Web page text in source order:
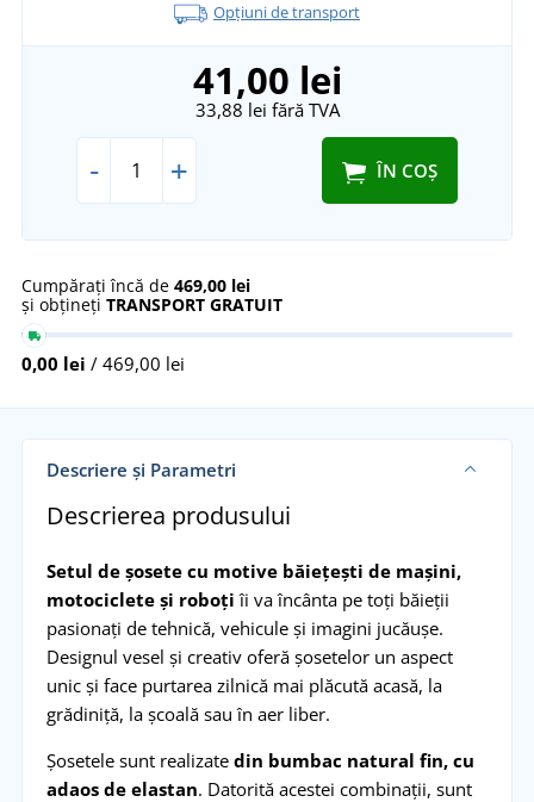
Opțiuni de transport
41,00 lei
33,88 lei fără TVA
- + ÎN COȘ
Cumpărați încă de 469,00 lei
și obțineți TRANSPORT GRATUIT
0,00 lei / 469,00 lei
Descriere și Parametri
Descrierea produsului
Setul de șosete cu motive băiețești de mașini,
motociclete și roboți îi va încânta pe toți băieții
pasionați de tehnică, vehicule și imagini jucăușe.
Designul vesel și creativ oferă șosetelor un aspect
unic și face purtarea zilnică mai plăcută acasă, la
grădiniță, la școală sau în aer liber.
Șosetele sunt realizate din bumbac natural fin, cu
adaos de elastan. Datorită acestei combinații, sunt